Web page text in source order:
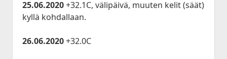
25.06.2020+32.1C, välipäivä, muuten kelit (säät)
kyllä kohdallaan.
26.06.2020+32.0C